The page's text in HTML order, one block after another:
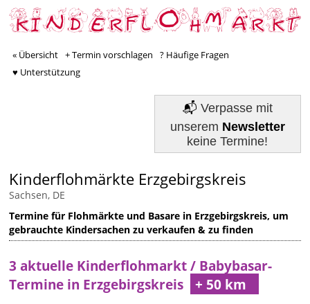
« Übersicht + Termin vorschlagen
? Häufige Fragen
♥ Unterstützung
📬 Verpasse mit
unserem Newsletter
keine Termine!
Kinderflohmärkte Erzgebirgskreis
Sachsen, DE
Termine für Flohmärkte und Basare in Erzgebirgskreis, um
gebrauchte Kindersachen zu verkaufen & zu finden
3 aktuelle Kinderflohmarkt / Babybasar-
Termine in Erzgebirgskreis